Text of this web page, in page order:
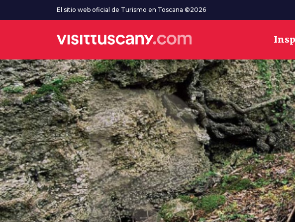
Ve al contenido principalEl sitio web oficial de Turismo en Toscana ©2026